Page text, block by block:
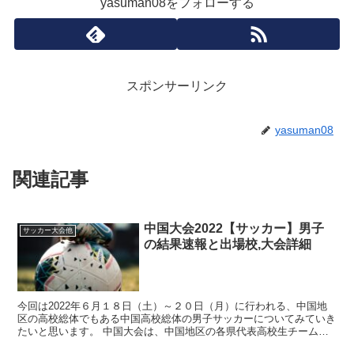
yasuman08をフォローする
スポンサーリンク
yasuman08
関連記事
サッカー大会他
中国大会2022【サッカー】男子
の結果速報と出場校,大会詳細
今回は2022年６月１８日（土）～２０日（月）に行われる、中国地
区の高校総体でもある中国高校総体の男子サッカーについてみていき
たいと思います。 中国大会は、中国地区の各県代表高校生チームが